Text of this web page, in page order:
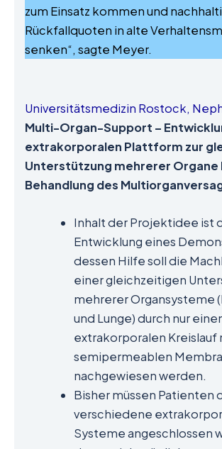
zum Einsatz kommen und
Rückfallquoten in alte
senken“, sagte Meyer.
Universitätsmedizin Rostock,
Multi-Organ-Support –
extrakorporalen Plattform zur
Unterstützung mehrerer Organe
Behandlung des
Inhalt der Projektidee ist
Entwicklung eines
dessen Hilfe soll die
einer gleichzeitigen
mehrerer Organsysteme
und Lunge) durch nur
extrakorporalen Kreislauf
semipermeablen
nachgewiesen werden.
Bisher müssen Patienten
verschiedene
Systeme angeschlossen